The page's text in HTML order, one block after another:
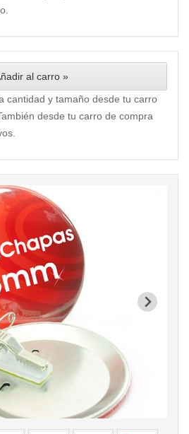
al carro »
cantidad y tamaño desde tu carro
desde tu carro de compra